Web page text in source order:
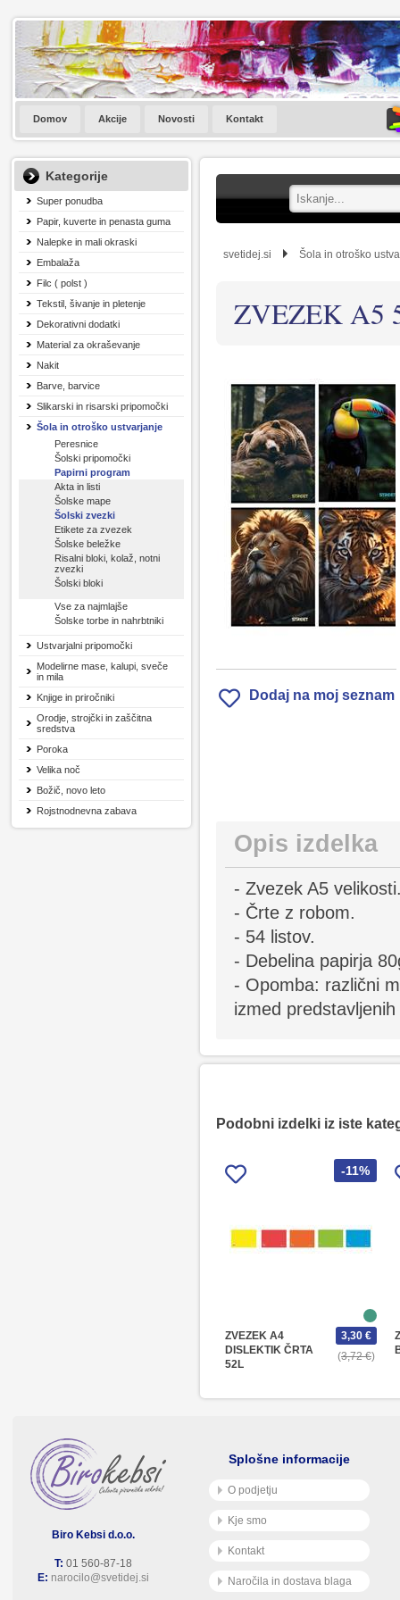
Domov Akcije Novosti Kontakt
Kategorije
Super ponudba
Papir, kuverte in penasta guma
Nalepke in mali okraski
Embalaža
Filc ( polst )
Tekstil, šivanje in pletenje
Dekorativni dodatki
Material za okraševanje
Nakit
Barve, barvice
Slikarski in risarski pripomočki
Šola in otroško ustvarjanje
Peresnice
Šolski pripomočki
Papirni program
Akta in listi
Šolske mape
Šolski zvezki
Etikete za zvezek
Šolske beležke
Risalni bloki, kolaž, notni
zvezki
Šolski bloki
Vse za najmlajše
Šolske torbe in nahrbtniki
Ustvarjalni pripomočki
Modelirne mase, kalupi, sveče
in mila
Knjige in priročniki
Orodje, strojčki in zaščitna
sredstva
Poroka
Velika noč
Božič, novo leto
Rojstnodnevna zabava
svetidej.si Šola in otroško
ZVEZEK A5
Dodaj na moj seznam
Opis izdelka
- Zvezek A5
- Črte z robom.
- 54 listov.
- Debelina papirja
- Opomba: različni
izmed
Podobni izdelki iz iste
-11%
ZVEZEK A4
DISLEKTIK ČRTA
52L
3,72 €
3,30 €
Biro Kebsi d.o.o.
T: 01 560-87-18
E: narocilo@svetidej.si
Splošne informacije
O podjetju
Kje smo
Kontakt
Naročila in dostava blaga